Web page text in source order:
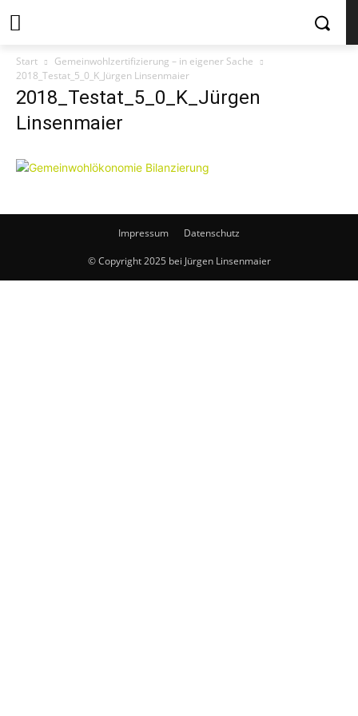
Start
Gemeinwohlzertifizierung – in eigener Sache
2018_Testat_5_0_K_Jürgen Linsenmaier
2018_Testat_5_0_K_Jürgen
Linsenmaier
Impressum Datenschutz
© Copyright 2025 bei Jürgen Linsenmaier